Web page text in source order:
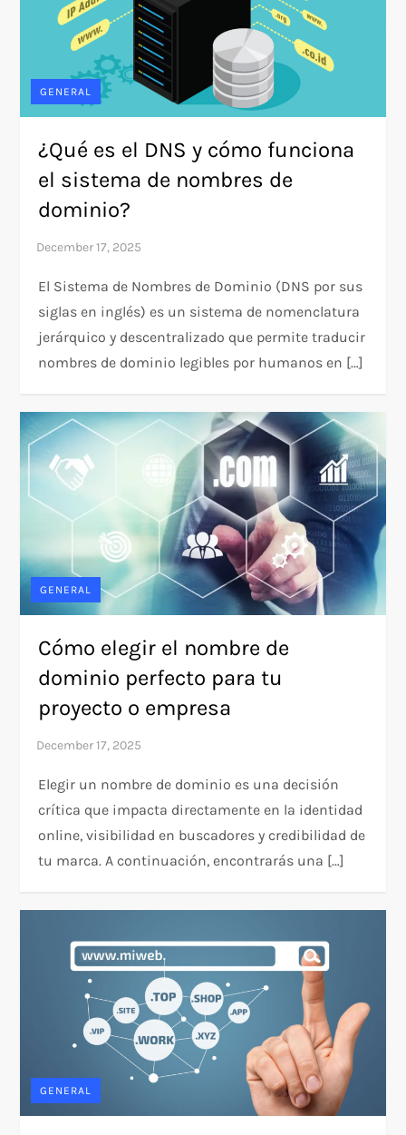
GENERAL
¿Qué es el DNS y cómo funciona
el sistema de nombres de
dominio?
El Sistema de Nombres de Dominio (DNS por sus
siglas en inglés) es un sistema de nomenclatura
jerárquico y descentralizado que permite traducir
nombres de dominio legibles por humanos en […]
GENERAL
Cómo elegir el nombre de
dominio perfecto para tu
proyecto o empresa
Elegir un nombre de dominio es una decisión
crítica que impacta directamente en la identidad
online, visibilidad en buscadores y credibilidad de
tu marca. A continuación, encontrarás una […]
GENERAL